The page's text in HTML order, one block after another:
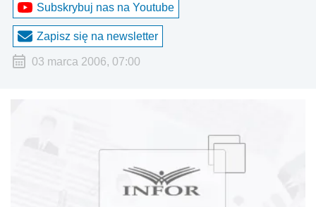
Subskrybuj nas na Youtube
Zapisz się na newsletter
03 marca 2006, 07:00